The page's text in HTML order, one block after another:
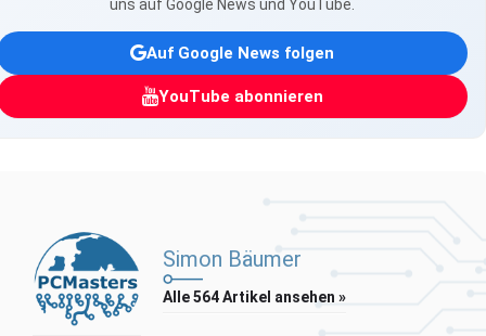
uns auf Google News und YouTube.
Auf Google News folgen
YouTube abonnieren
Simon Bäumer
Alle 564 Artikel ansehen »